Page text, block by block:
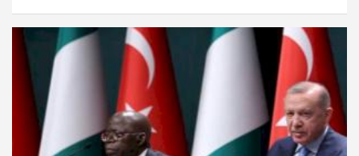
Koyuş' merasimi düzenlendi